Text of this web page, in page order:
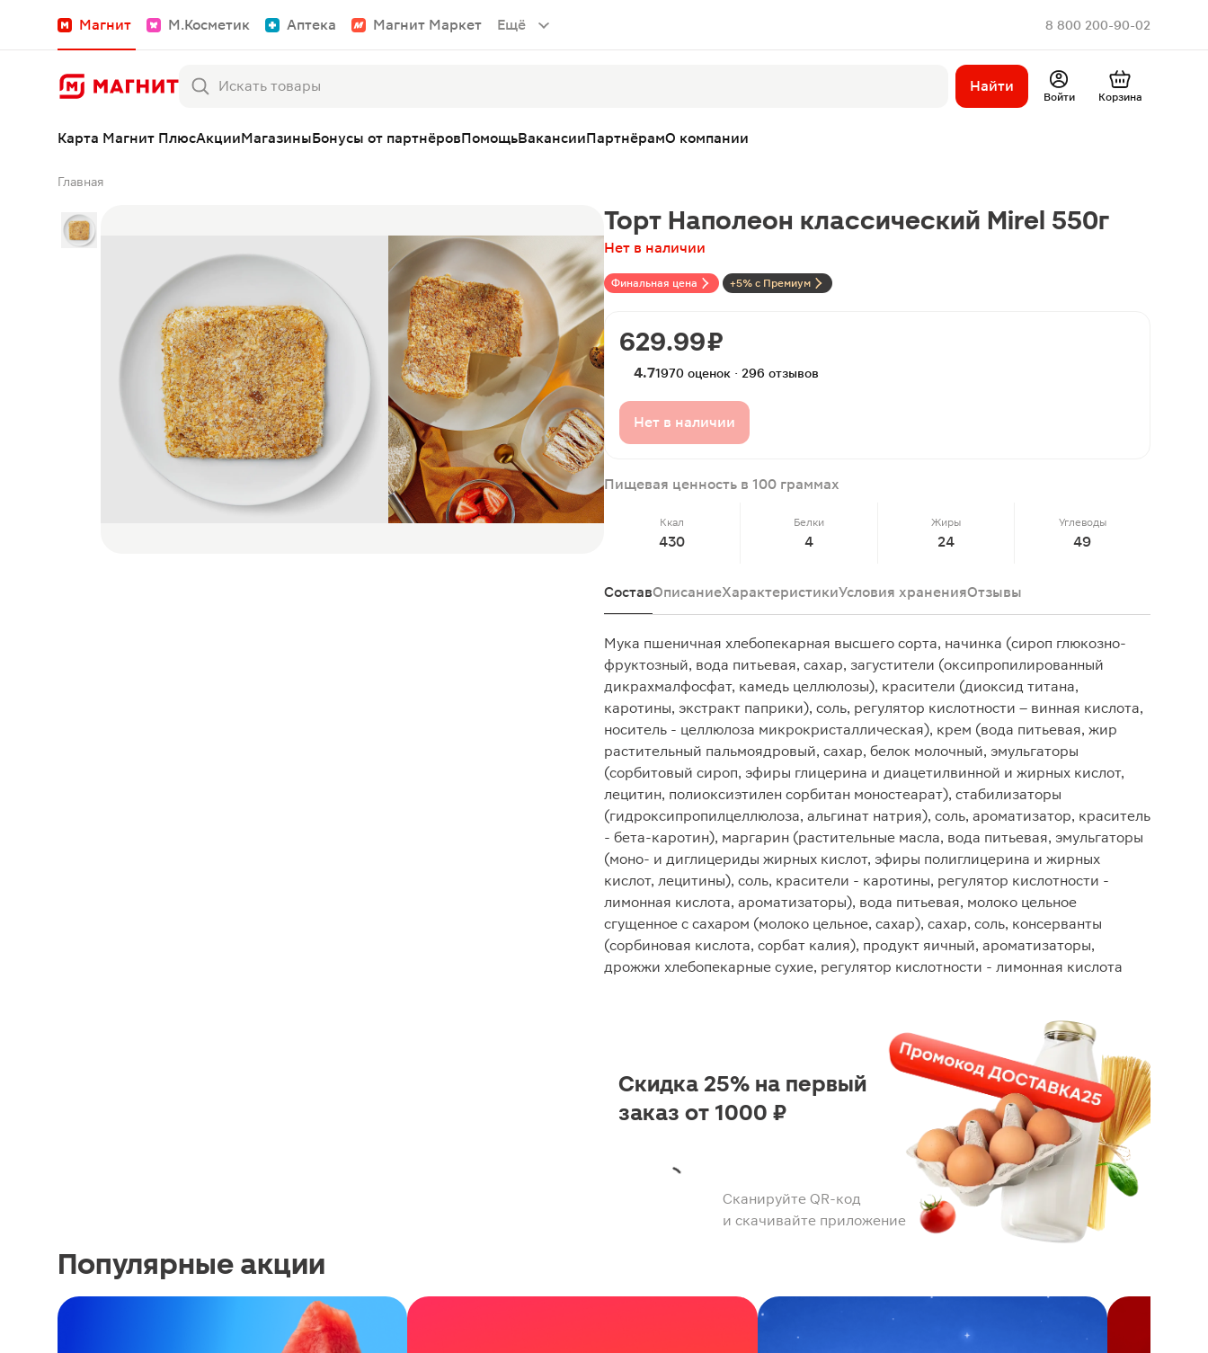
Магнит М.Косметик Аптека Магнит Маркет Ещё 8 800 200-90-02
Найти
Войти Корзина
Карта Магнит ПлюсАкцииМагазиныБонусы от партнёровПомощьВакансииПартнёрамО компании
Главная
Финальная цена +5% с Премиум
Торт Наполеон классический Mirel 550г
Нет в наличии
629.99 ₽
4.71970 оценок · 296 отзывов
Нет в наличии
Пищевая ценность в 100 граммах
Ккал
430
Белки
4
Жиры
24
Углеводы
49
СоставОписаниеХарактеристикиУсловия храненияОтзывы
Мука пшеничная хлебопекарная высшего сорта, начинка (сироп глюкозно-
фруктозный, вода питьевая, сахар, загустители (оксипропилированный
дикрахмалфосфат, камедь целлюлозы), красители (диоксид титана,
каротины, экстракт паприки), соль, регулятор кислотности – винная кислота,
носитель - целлюлоза микрокристаллическая), крем (вода питьевая, жир
растительный пальмоядровый, сахар, белок молочный, эмульгаторы
(сорбитовый сироп, эфиры глицерина и диацетилвинной и жирных кислот,
лецитин, полиоксиэтилен сорбитан моностеарат), стабилизаторы
(гидроксипропилцеллюлоза, альгинат натрия), соль, ароматизатор, краситель
- бета-каротин), маргарин (растительные масла, вода питьевая, эмульгаторы
(моно- и диглицериды жирных кислот, эфиры полиглицерина и жирных
кислот, лецитины), соль, красители - каротины, регулятор кислотности -
лимонная кислота, ароматизаторы), вода питьевая, молоко цельное
сгущенное с сахаром (молоко цельное, сахар), сахар, соль, консерванты
(сорбиновая кислота, сорбат калия), продукт яичный, ароматизаторы,
дрожжи хлебопекарные сухие, регулятор кислотности - лимонная кислота
Сканируйте QR-код
и скачивайте приложение
Скидка 25% на первый
заказ от 1000 ₽
Популярные акции